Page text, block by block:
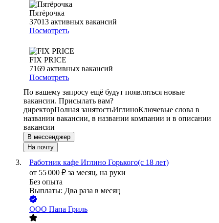
Пятёрочка
37013 активных вакансий
Посмотреть
FIX PRICE
7169 активных вакансий
Посмотреть
По вашему запросу ещё будут появляться новые
вакансии. Присылать вам?
директорПолная занятостьИглиноКлючевые слова в
названии вакансии, в названии компании и в описании
вакансии
В мессенджер
На почту
Работник кафе Иглино Горького(с 18 лет)
от 55 000 ₽ за месяц, на руки
Без опыта
Выплаты: Два раза в месяц
ООО Папа Гриль